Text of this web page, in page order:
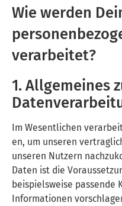
Wie werden
verarbeitet?
1. Allgemeines
Im Wesentlichen
en, um unseren
unseren Nutzern
Daten ist die
beispielsweise passende
Informationen